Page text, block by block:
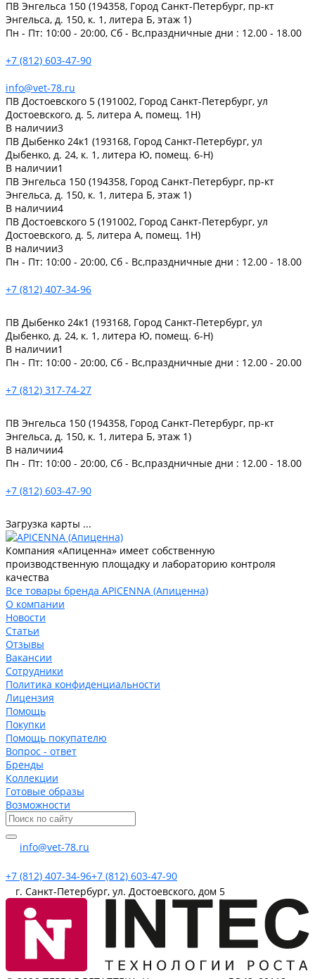
ПВ Энгельса 150 (194358, Город Санкт-Петербург, пр-кт
Энгельса, д. 150, к. 1, литера Б, этаж 1)
Пн - Пт: 10:00 - 20:00, Сб - Вс,праздничные дни : 12.00 - 18.00
+7 (812) 603-47-90
info@vet-78.ru
ПВ Достоевского 5 (191002, Город Санкт-Петербург, ул
Достоевского, д. 5, литера А, помещ. 1Н)
В наличии3
ПВ Дыбенко 24к1 (193168, Город Санкт-Петербург, ул
Дыбенко, д. 24, к. 1, литера Ю, помещ. 6-Н)
В наличии1
ПВ Энгельса 150 (194358, Город Санкт-Петербург, пр-кт
Энгельса, д. 150, к. 1, литера Б, этаж 1)
В наличии4
ПВ Достоевского 5 (191002, Город Санкт-Петербург, ул
Достоевского, д. 5, литера А, помещ. 1Н)
В наличии3
Пн - Пт: 10:00 - 20:00, Сб - Вс,праздничные дни : 12.00 - 18.00
+7 (812) 407-34-96
ПВ Дыбенко 24к1 (193168, Город Санкт-Петербург, ул
Дыбенко, д. 24, к. 1, литера Ю, помещ. 6-Н)
В наличии1
Пн - Пт: 10:00 - 20:00, Сб - Вс,праздничные дни : 12.00 - 20.00
+7 (812) 317-74-27
ПВ Энгельса 150 (194358, Город Санкт-Петербург, пр-кт
Энгельса, д. 150, к. 1, литера Б, этаж 1)
В наличии4
Пн - Пт: 10:00 - 20:00, Сб - Вс,праздничные дни : 12.00 - 18.00
+7 (812) 603-47-90
Загрузка карты ...
Компания «Апиценна» имеет собственную
производственную площадку и лабораторию контроля
качества
Все товары бренда APICENNA (Апиценна)
О компании
Новости
Статьи
Отзывы
Вакансии
Сотрудники
Политика конфиденциальности
Лицензия
Помощь
Покупки
Помощь покупателю
Вопрос - ответ
Бренды
Коллекции
Готовые образы
Возможности
info@vet-78.ru
+7 (812) 407-34-96+7 (812) 603-47-90
г. Санкт-Петербург, ул. Достоевского, дом 5